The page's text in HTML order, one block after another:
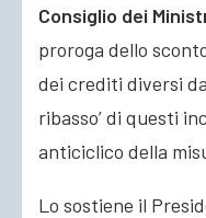
Consiglio dei
proroga dello
dei crediti diversi
ribasso’ di questi
anticiclico della
Lo sostiene il